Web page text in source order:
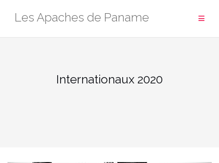
Les Apaches de Paname
Internationaux 2020